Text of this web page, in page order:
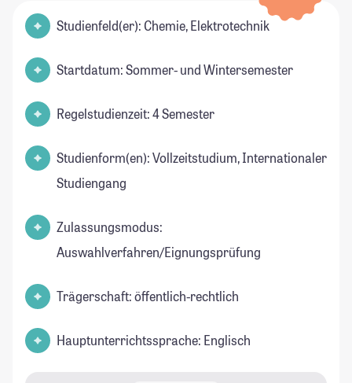
Studienfeld(er): Chemie, Elektrotechnik
Startdatum: Sommer- und Wintersemester
Regelstudienzeit: 4 Semester
Studienform(en): Vollzeitstudium, Internationaler
Studiengang
Zulassungsmodus:
Auswahlverfahren/Eignungsprüfung
Trägerschaft: öffentlich-rechtlich
Hauptunterrichtssprache: Englisch